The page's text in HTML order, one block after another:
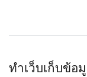
about ขนา
ทำเว็บเก็บข้